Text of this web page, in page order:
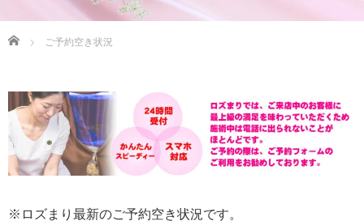
Home ご予約空き状況
※ロズまり最新のご予約空き状況です。